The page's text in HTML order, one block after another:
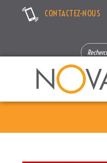
CONTACTEZ-NOUS
SEARCH
FOR: